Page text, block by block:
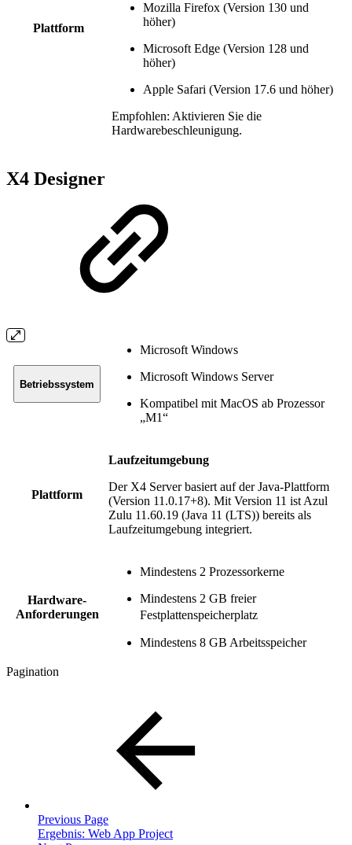
Plattform
Mozilla Firefox (Version 130 und
höher)
Microsoft Edge (Version 128 und
höher)
Apple Safari (Version 17.6 und höher)
Empfohlen: Aktivieren Sie die
Hardwarebeschleunigung.
X4 Designer
Betriebssystem
Microsoft Windows
Microsoft Windows Server
Kompatibel mit MacOS ab Prozessor
„M1“
Plattform
Laufzeitumgebung
Der X4 Server basiert auf der Java-Plattform
(Version 11.0.17+8). Mit Version 11 ist Azul
Zulu 11.60.19 (Java 11 (LTS)) bereits als
Laufzeitumgebung integriert.
Hardware-
Anforderungen
Mindestens 2 Prozessorkerne
Mindestens 2 GB freier
Festplattenspeicherplatz
Mindestens 8 GB Arbeitsspeicher
Pagination
Previous Page
Ergebnis: Web App Project